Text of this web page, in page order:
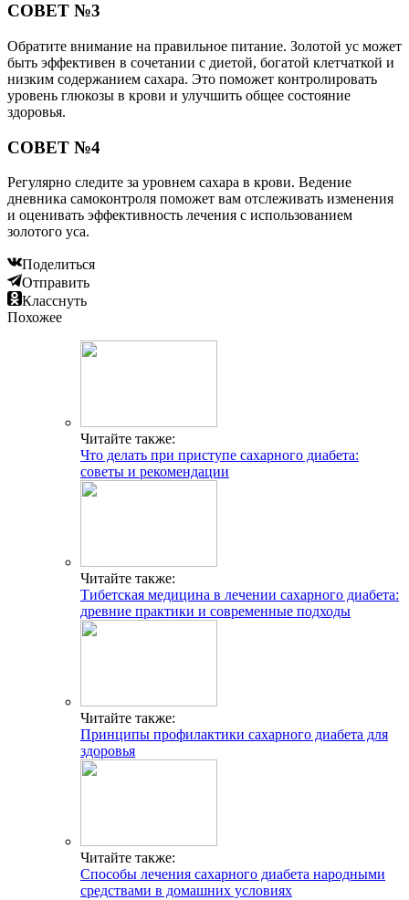
СОВЕТ №3
Обратите внимание на правильное питание. Золотой ус может
быть эффективен в сочетании с диетой, богатой клетчаткой и
низким содержанием сахара. Это поможет контролировать
уровень глюкозы в крови и улучшить общее состояние
здоровья.
СОВЕТ №4
Регулярно следите за уровнем сахара в крови. Ведение
дневника самоконтроля поможет вам отслеживать изменения
и оценивать эффективность лечения с использованием
золотого уса.
Поделиться
Отправить
Класснуть
Похожее
Читайте также:
Что делать при приступе сахарного диабета:
советы и рекомендации
Читайте также:
Тибетская медицина в лечении сахарного диабета:
древние практики и современные подходы
Читайте также:
Принципы профилактики сахарного диабета для
здоровья
Читайте также:
Способы лечения сахарного диабета народными
средствами в домашних условиях